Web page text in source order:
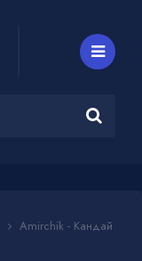
Amirchik - Кандай